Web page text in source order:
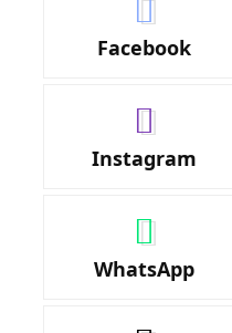
Facebook
Instagram
WhatsApp